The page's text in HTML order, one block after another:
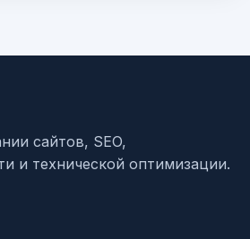
сайтов, SEO,
и технической оптимизации.